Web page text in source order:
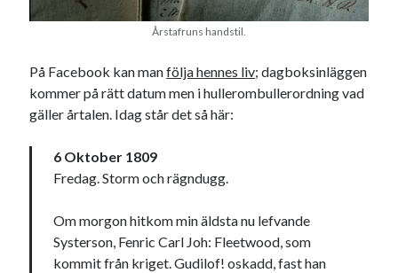
Årstafruns handstil.
På Facebook kan manfölja hennes liv; dagboksinläggen
kommer på rätt datum men i hullerombullerordning vad
gäller årtalen. Idag står det så här:
6 Oktober 1809
Fredag. Storm och rägndugg.
Om morgon hitkom min äldsta nu lefvande
Systerson, Fenric Carl Joh: Fleetwood, som
kommit från kriget. Gudilof! oskadd, fast han